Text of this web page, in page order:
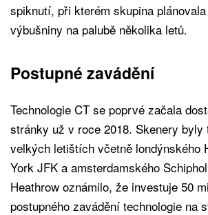
spiknutí, při kterém skupina
výbušniny na palubě několika letů.
Postupné zavádění
Technologie CT se poprvé začala
stránky už v roce 2018. Skenery byly
velkých letištích včetně londýnského
York JFK a amsterdamského
Heathrow oznámilo, že investuje 50
postupného zavádění technologie na